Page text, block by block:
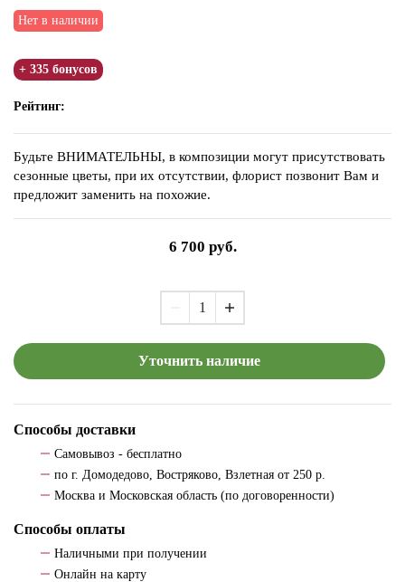
Нет в наличии
+ 335 бонусов
Рейтинг:
Будьте ВНИМАТЕЛЬНЫ, в композиции могут присутствовать
сезонные цветы, при их отсутствии, флорист позвонит Вам и
предложит заменить на похожие.
6 700 руб.
Уточнить наличие
Способы доставки
Самовывоз - бесплатно
по г. Домодедово, Востряково, Взлетная от 250 р.
Москва и Московская область (по договоренности)
Способы оплаты
Наличными при получении
Онлайн на карту